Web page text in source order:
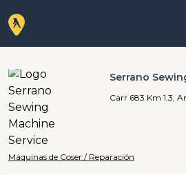
Serrano
Carr 683 Km 1.3,
Máquinas de Coser / Reparación